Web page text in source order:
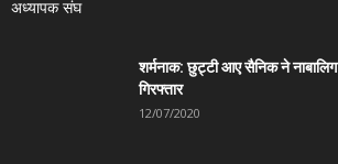
शर्मनाक: छुट्टी आए सैनिक ने
गिरफ्तार
12/07/2020